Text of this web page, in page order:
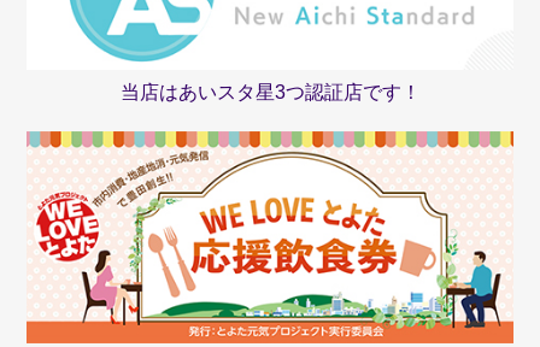
当店はあいスタ星3つ認証店です！